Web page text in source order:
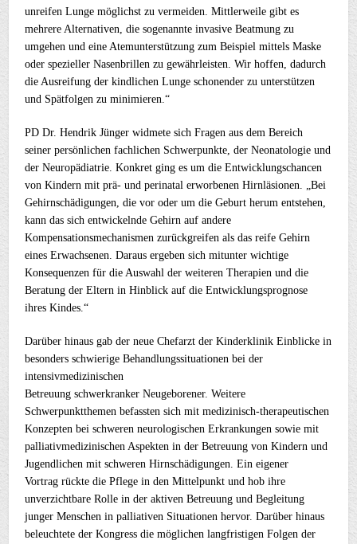
unreifen Lunge möglichst zu vermeiden. Mittlerweile gibt es
mehrere Alternativen, die sogenannte invasive Beatmung zu
umgehen und eine Atemunterstützung zum Beispiel mittels Maske
oder spezieller Nasenbrillen zu gewährleisten. Wir hoffen, dadurch
die Ausreifung der kindlichen Lunge schonender zu unterstützen
und Spätfolgen zu minimieren.“
PD Dr. Hendrik Jünger widmete sich Fragen aus dem Bereich
seiner persönlichen fachlichen Schwerpunkte, der Neonatologie und
der Neuropädiatrie. Konkret ging es um die Entwicklungschancen
von Kindern mit prä- und perinatal erworbenen Hirnläsionen. „Bei
Gehirnschädigungen, die vor oder um die Geburt herum entstehen,
kann das sich entwickelnde Gehirn auf andere
Kompensationsmechanismen zurückgreifen als das reife Gehirn
eines Erwachsenen. Daraus ergeben sich mitunter wichtige
Konsequenzen für die Auswahl der weiteren Therapien und die
Beratung der Eltern in Hinblick auf die Entwicklungsprognose
ihres Kindes.“
Darüber hinaus gab der neue Chefarzt der Kinderklinik Einblicke in
besonders schwierige Behandlungssituationen bei der
intensivmedizinischen
Betreuung schwerkranker Neugeborener. Weitere
Schwerpunktthemen befassten sich mit medizinisch-therapeutischen
Konzepten bei schweren neurologischen Erkrankungen sowie mit
palliativmedizinischen Aspekten in der Betreuung von Kindern und
Jugendlichen mit schweren Hirnschädigungen. Ein eigener
Vortrag rückte die Pflege in den Mittelpunkt und hob ihre
unverzichtbare Rolle in der aktiven Betreuung und Begleitung
junger Menschen in palliativen Situationen hervor. Darüber hinaus
beleuchtete der Kongress die möglichen langfristigen Folgen der